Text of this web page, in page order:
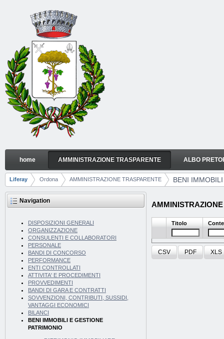
Skip to Content
BENI IMMOBILI E GESTIONE PATRIMONIO
Navigation
home AMMINISTRAZIONE TRASPARENTE ALBO
Breadcrumbs
Liferay Ordona AMMINISTRAZIONE TRASPARENTE BENI
Navigation
DISPOSIZIONI GENERALI
ORGANIZZAZIONE
CONSULENTI E COLLABORATORI
PERSONALE
BANDI DI CONCORSO
PERFORMANCE
ENTI CONTROLLATI
ATTIVITA' E PROCEDIMENTI
PROVVEDIMENTI
BANDI DI GARA E CONTRATTI
SOVVENZIONI, CONTRIBUTI, SUSSIDI,
VANTAGGI ECONOMICI
BILANCI
BENI IMMOBILI E GESTIONE
PATRIMONIO
Titolo
CSV PDF XLS